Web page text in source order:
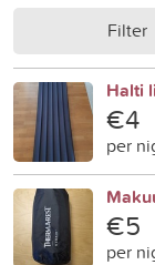
Filter
Halti
€4
per
€5
per